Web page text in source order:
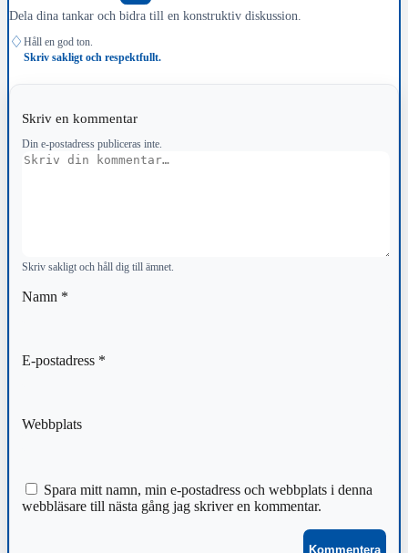
Dela dina tankar och bidra till en konstruktiv diskussion.
♢ Håll en god ton.
Skriv sakligt och respektfullt.
Skriv en kommentar
Din e-postadress publiceras inte.
Kommentar
Skriv sakligt och håll dig till ämnet.
Namn *
E-postadress *
Webbplats
Spara mitt namn, min e-postadress och webbplats i denna
webbläsare till nästa gång jag skriver en kommentar.